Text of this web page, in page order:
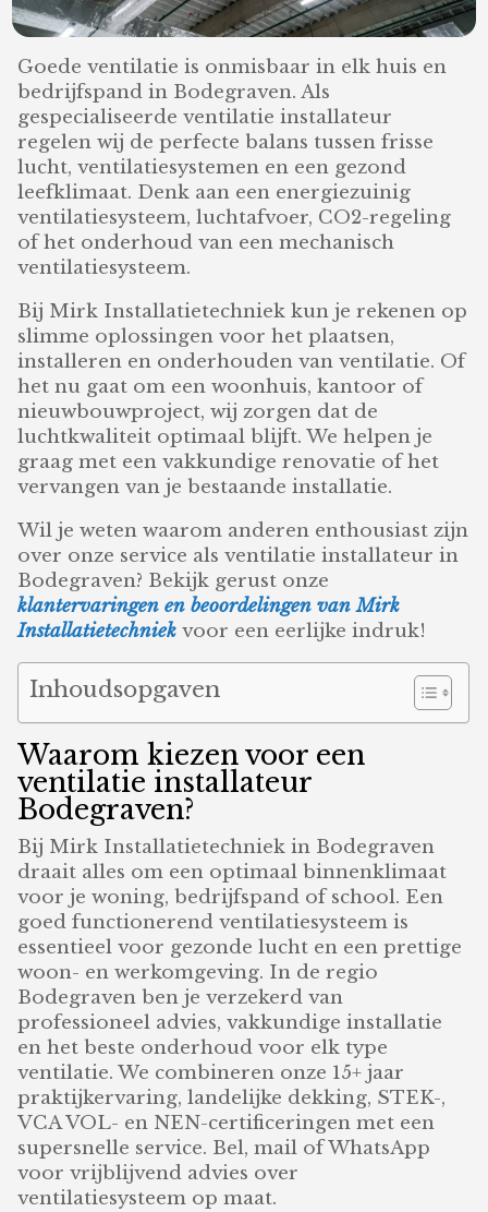
Goede ventilatie is onmisbaar in elk huis en
bedrijfspand in Bodegraven. Als
gespecialiseerde ventilatie installateur
regelen wij de perfecte balans tussen frisse
lucht, ventilatiesystemen en een gezond
leefklimaat. Denk aan een energiezuinig
ventilatiesysteem, luchtafvoer, CO2-regeling
of het onderhoud van een mechanisch
ventilatiesysteem.
Bij Mirk Installatietechniek kun je rekenen op
slimme oplossingen voor het plaatsen,
installeren en onderhouden van ventilatie. Of
het nu gaat om een woonhuis, kantoor of
nieuwbouwproject, wij zorgen dat de
luchtkwaliteit optimaal blijft. We helpen je
graag met een vakkundige renovatie of het
vervangen van je bestaande installatie.
Wil je weten waarom anderen enthousiast zijn
over onze service als ventilatie installateur in
Bodegraven? Bekijk gerust onze
klantervaringen en beoordelingen van Mirk
Installatietechniek voor een eerlijke indruk!
Inhoudsopgaven
Waarom kiezen voor een
ventilatie installateur
Bodegraven?
Bij Mirk Installatietechniek in Bodegraven
draait alles om een optimaal binnenklimaat
voor je woning, bedrijfspand of school. Een
goed functionerend ventilatiesysteem is
essentieel voor gezonde lucht en een prettige
woon- en werkomgeving. In de regio
Bodegraven ben je verzekerd van
professioneel advies, vakkundige installatie
en het beste onderhoud voor elk type
ventilatie. We combineren onze 15+ jaar
praktijkervaring, landelijke dekking, STEK-,
VCA VOL- en NEN-certificeringen met een
supersnelle service. Bel, mail of WhatsApp
voor vrijblijvend advies over
ventilatiesysteem op maat.